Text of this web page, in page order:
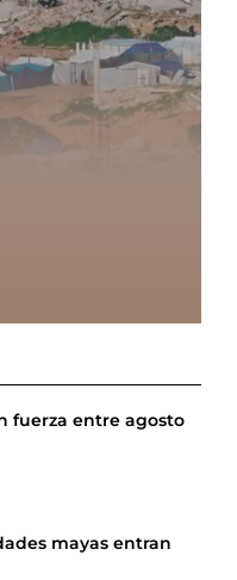
fuerza entre agosto
mayas entran